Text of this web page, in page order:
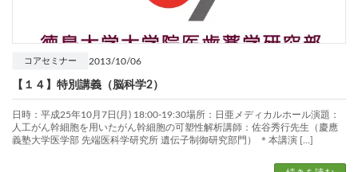
2013/10/06
コアセミナー
【１４】特別講義（脳科学2）
日時：平成25年10月7日(月) 18:00-19:30場所：日亜メディカルホール演題：
人工がん幹細胞を用いたがん幹細胞の可塑性解析講師：佐谷秀行先生（慶應
義塾大学医学部 先端医科学研究所 遺伝子制御研究部門） ＊本講演 […]